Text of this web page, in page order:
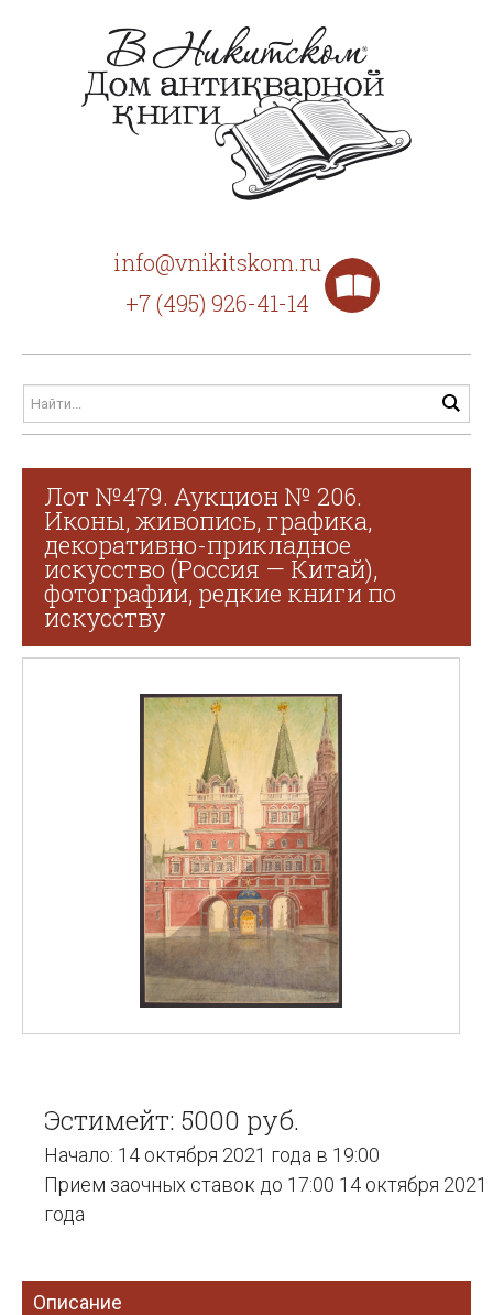
info@vnikitskom.ru
+7 (495) 926-41-14
Лот №479. Аукцион № 206.
Иконы, живопись, графика,
декоративно-прикладное
искусство (Россия — Китай),
фотографии, редкие книги по
искусству
Эстимейт: 5000 руб.
Начало: 14 октября 2021 года в 19:00
Прием заочных ставок до 17:00 14 октября 2021
года
Описание